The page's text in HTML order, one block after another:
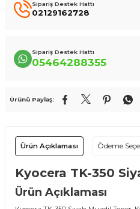
Sipariş Destek Hattı
02129162728
Sipariş Destek Hattı
05464288355
Ürünü Paylaş:
Ürün Açıklaması Ödeme
Kyocera TK-350
Ürün Açıklaması